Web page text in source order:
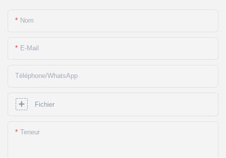
Nom
E-Mail
Téléphone/WhatsApp
Fichier
Teneur